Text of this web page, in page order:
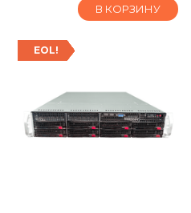
В КОРЗИНУ
EOL!